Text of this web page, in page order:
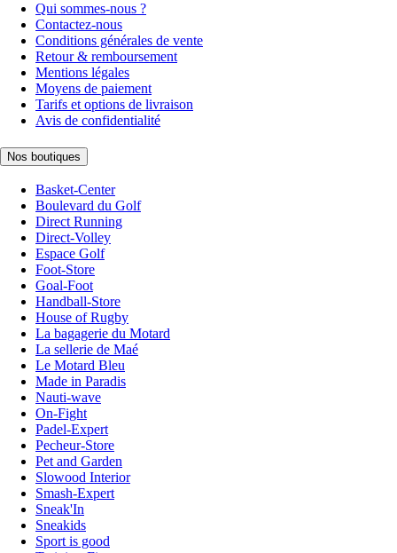
Qui sommes-nous ?
Contactez-nous
Conditions générales de vente
Retour & remboursement
Mentions légales
Moyens de paiement
Tarifs et options de livraison
Avis de confidentialité
Nos boutiques
Basket-Center
Boulevard du Golf
Direct Running
Direct-Volley
Espace Golf
Foot-Store
Goal-Foot
Handball-Store
House of Rugby
La bagagerie du Motard
La sellerie de Maé
Le Motard Bleu
Made in Paradis
Nauti-wave
On-Fight
Padel-Expert
Pecheur-Store
Pet and Garden
Slowood Interior
Smash-Expert
Sneak'In
Sneakids
Sport is good